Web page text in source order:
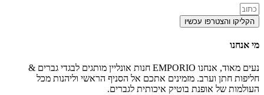
הקליקו והצטרפו עכשיו
מי אנחנו
נעים מאוד, אנחנו EMPORIO חנות אונליין מותגים לבגדי גברים &
חליפות חתן וערב. מזמינים אתכם אל הסניף הראשי וליהנות מכל
העולמות של אופנת בוטיק איכותית לגברים.